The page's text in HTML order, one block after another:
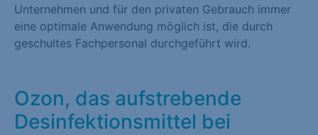
Unternehmen und für den privaten Gebrauch immer
eine optimale Anwendung möglich ist, die durch
geschultes Fachpersonal durchgeführt wird.
Ozon, das aufstrebende
Desinfektionsmittel bei
Medien akzeptiert werden, bedarf der Zugriff auf diese Inhalte
keiner manuellen Einwilligung mehr.
Cookie-Informationen anzeigen